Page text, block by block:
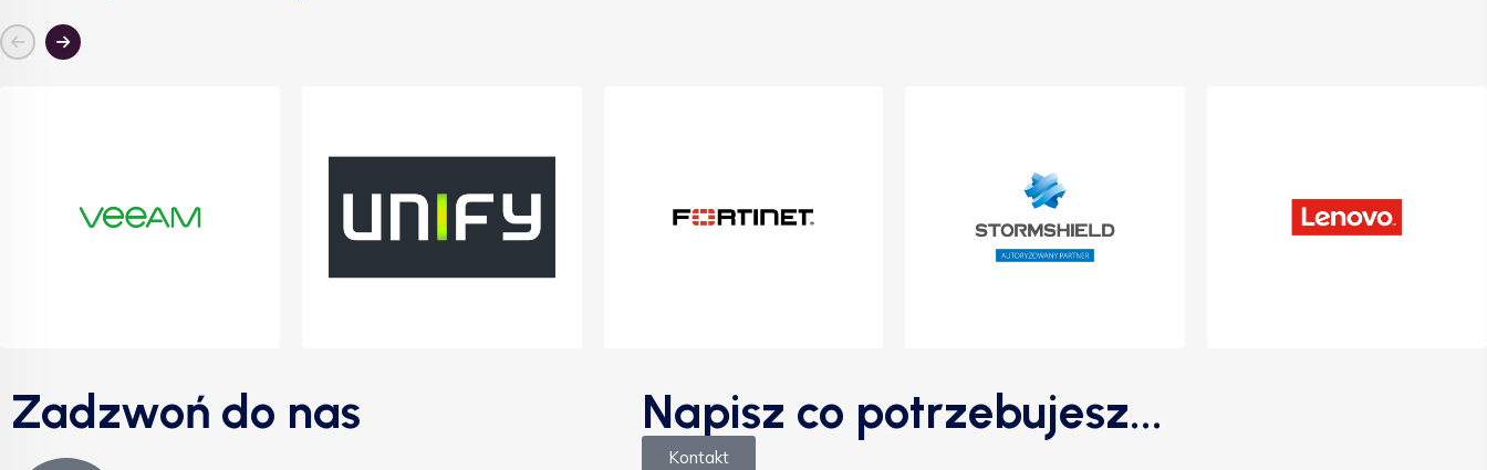
Zadzwoń do nas Napisz co potrzebujesz...
Kontakt